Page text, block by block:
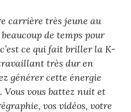
carrière très jeune au
de temps pour
ce qui fait briller la K-
très dur en
générer cette énergie
vous battez nuit et
vos vidéos, votre